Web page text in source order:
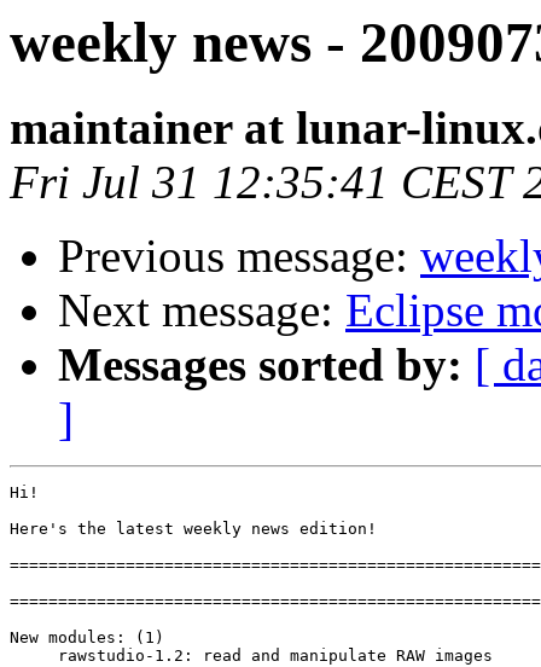
weekly news -
maintainer at lunar-
Fri Jul 31 12:35:41 CEST
Previous message:
Next message: Eclipse
Messages sorted by: [
]
Hi!
Here's the latest weekly news edition!
New modules: (1)
     rawstudio-1.2: read and manipulate RAW images